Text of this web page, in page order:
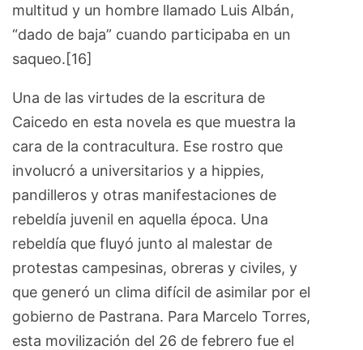
multitud y un hombre llamado Luis Albán,
“dado de baja” cuando participaba en un
saqueo.[16]
Una de las virtudes de la escritura de
Caicedo en esta novela es que muestra la
cara de la contracultura. Ese rostro que
involucró a universitarios y a hippies,
pandilleros y otras manifestaciones de
rebeldía juvenil en aquella época. Una
rebeldía que fluyó junto al malestar de
protestas campesinas, obreras y civiles, y
que generó un clima difícil de asimilar por el
gobierno de Pastrana. Para Marcelo Torres,
esta movilización del 26 de febrero fue el